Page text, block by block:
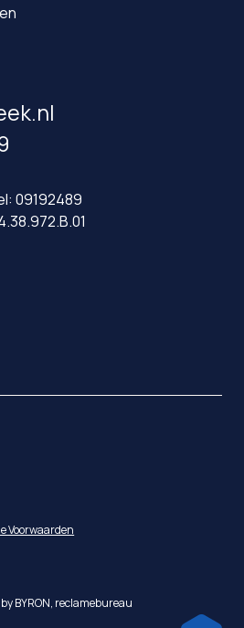
09192489
Voorwaarden
BYRON, reclamebureau